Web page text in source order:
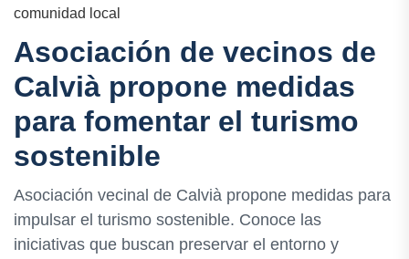
comunidad local
Asociación de vecinos de
Calvià propone medidas
para fomentar el turismo
sostenible
Asociación vecinal de Calvià propone medidas para
impulsar el turismo sostenible. Conoce las
iniciativas que buscan preservar el entorno y